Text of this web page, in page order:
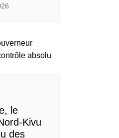
le
Kivu
des